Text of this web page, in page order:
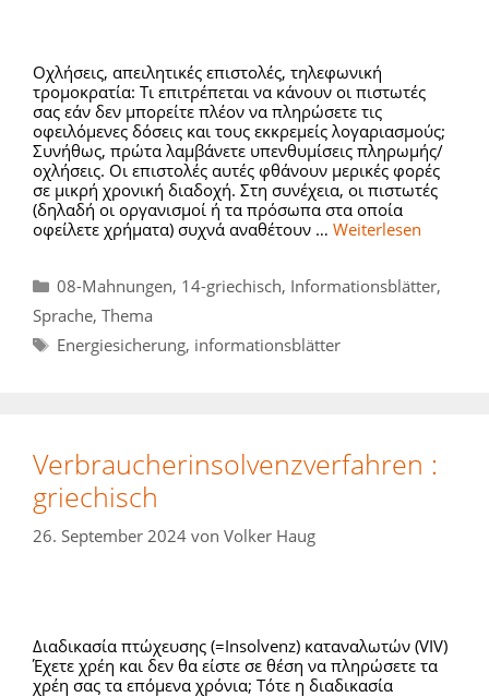
Οχλήσεις, απειλητικές επιστολές, τηλεφωνική
τρομοκρατία: Τι επιτρέπεται να κάνουν οι πιστωτές
σας εάν δεν μπορείτε πλέον να πληρώσετε τις
οφειλόμενες δόσεις και τους εκκρεμείς λογαριασμούς;
Συνήθως, πρώτα λαμβάνετε υπενθυμίσεις πληρωμής/
οχλήσεις. Οι επιστολές αυτές φθάνουν μερικές φορές
σε μικρή χρονική διαδοχή. Στη συνέχεια, οι πιστωτές
(δηλαδή οι οργανισμοί ή τα πρόσωπα στα οποία
οφείλετε χρήματα) συχνά αναθέτουν … Weiterlesen
Kategorien
08-Mahnungen, 14-griechisch, Informationsblätter,
Sprache, Thema
Schlagwörter
Energiesicherung, informationsblätter
Verbraucherinsolvenzverfahren :
griechisch
26. September 2024 von Volker Haug
Διαδικασία πτώχευσης (=Insolvenz) καταναλωτών (VIV)
Έχετε χρέη και δεν θα είστε σε θέση να πληρώσετε τα
χρέη σας τα επόμενα χρόνια; Τότε η διαδικασία